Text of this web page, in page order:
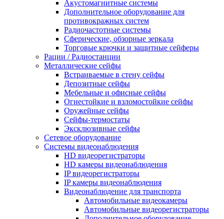
Акустомагнитные системы
Дополнительное оборудование для
противокражных систем
Радиочастотные системы
Сферические, обзорные зеркала
Торговые крючки и защитные сейферы
Рации / Радиостанции
Металлические сейфы
Встраиваемые в стену сейфы
Депозитные сейфы
Мебельные и офисные сейфы
Огнестойкие и взломостойкие сейфы
Оружейные сейфы
Сейфы-термостаты
Эксклюзивные сейфы
Сетевое оборудование
Системы видеонаблюдения
HD видеорегистраторы
HD камеры видеонаблюдения
IP видеорегистраторы
IP камеры видеонаблюдения
Видеонаблюдение для транспорта
Автомобильные видеокамеры
Автомобильные видеорегистраторы